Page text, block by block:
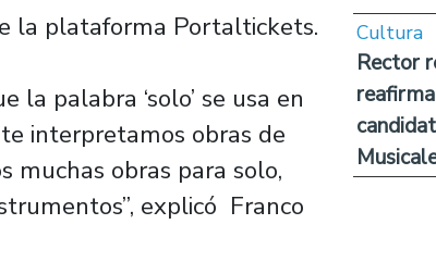
la plataforma Portaltickets.
palabra ‘solo’ se usa en
interpretamos obras de
muchas obras para solo,
explicó Franco
Cultura
Rector